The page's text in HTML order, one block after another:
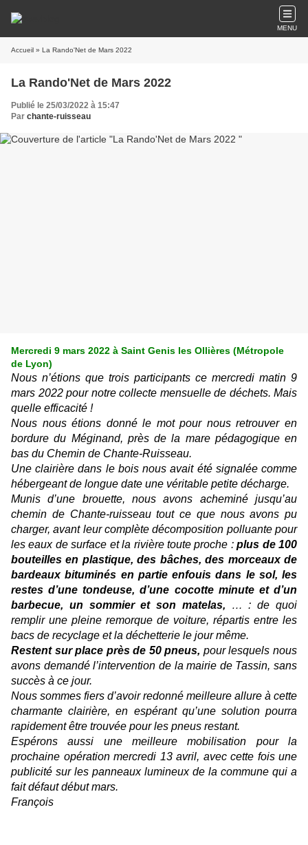
MENU
Accueil » La Rando'Net de Mars 2022
La Rando'Net de Mars 2022
Publié le 25/03/2022 à 15:47
Par chante-ruisseau
Mercredi 9 mars 2022 à Saint Genis les Ollières (Métropole
de Lyon)
Nous n’étions que trois participants ce mercredi matin 9
mars 2022 pour notre collecte mensuelle de déchets. Mais
quelle efficacité !
Nous nous étions donné le mot pour nous retrouver en
bordure du Méginand, près de la mare pédagogique en
bas du Chemin de Chante-Ruisseau.
Une clairière dans le bois nous avait été signalée comme
hébergeant de longue date une véritable petite décharge.
Munis d’une brouette, nous avons acheminé jusqu’au
chemin de Chante-ruisseau tout ce que nous avons pu
charger, avant leur complète décomposition polluante pour
les eaux de surface et la rivière toute proche :plus de 100
bouteilles en plastique, des bâches, des morceaux de
bardeaux bituminés en partie enfouis dans le sol, les
restes d’une tondeuse, d’une cocotte minute et d’un
barbecue, un sommier et son matelas, … : de quoi
remplir une pleine remorque de voiture, répartis entre les
bacs de recyclage et la déchetterie le jour même.
Restent sur place près de 50 pneus, pour lesquels nous
avons demandé l’intervention de la mairie de Tassin, sans
succès à ce jour.
Nous sommes fiers d’avoir redonné meilleure allure à cette
charmante clairière, en espérant qu’une solution pourra
rapidement être trouvée pour les pneus restant.
Espérons aussi une meilleure mobilisation pour la
prochaine opération mercredi 13 avril, avec cette fois une
publicité sur les panneaux lumineux de la commune qui a
fait défaut début mars.
François